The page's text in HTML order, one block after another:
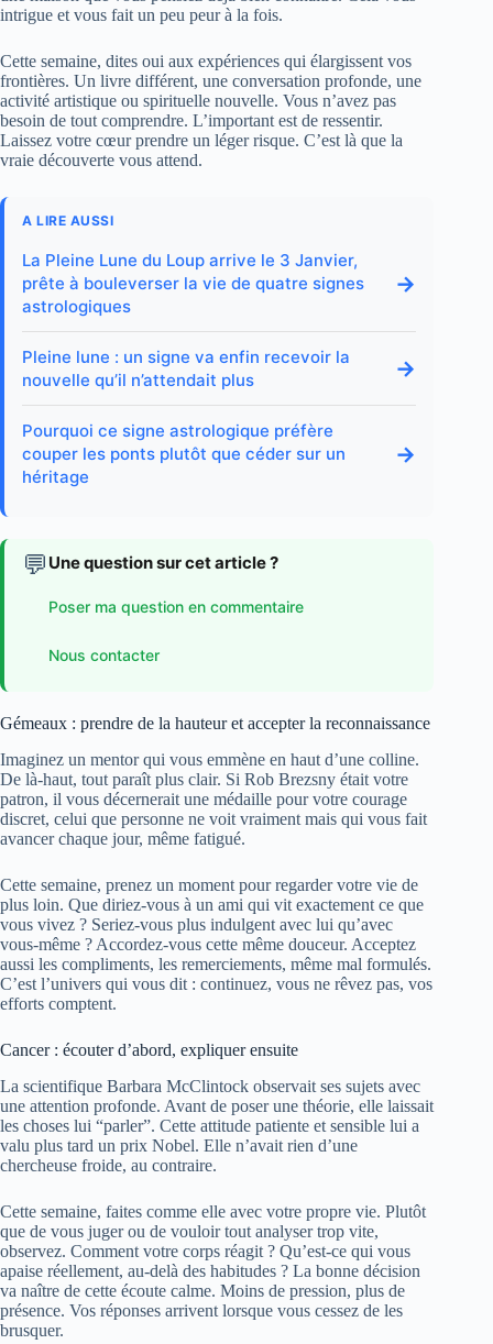
intrigue et vous fait un peu peur à la fois.
Cette semaine, dites oui aux expériences qui élargissent vos
frontières. Un livre différent, une conversation profonde, une
activité artistique ou spirituelle nouvelle. Vous n’avez pas
besoin de tout comprendre. L’important est de ressentir.
Laissez votre cœur prendre un léger risque. C’est là que la
vraie découverte vous attend.
A LIRE AUSSI
La Pleine Lune du Loup arrive le 3 Janvier,
prête à bouleverser la vie de quatre signes
astrologiques
→
Pleine lune : un signe va enfin recevoir la
nouvelle qu’il n’attendait plus
→
Pourquoi ce signe astrologique préfère
couper les ponts plutôt que céder sur un
héritage
→
💬 Une question sur cet article ?
Poser ma question en commentaire
Nous contacter
Gémeaux : prendre de la hauteur et accepter la reconnaissance
Imaginez un mentor qui vous emmène en haut d’une colline.
De là-haut, tout paraît plus clair. Si Rob Brezsny était votre
patron, il vous décernerait une médaille pour votre courage
discret, celui que personne ne voit vraiment mais qui vous fait
avancer chaque jour, même fatigué.
Cette semaine, prenez un moment pour regarder votre vie de
plus loin. Que diriez-vous à un ami qui vit exactement ce que
vous vivez ? Seriez-vous plus indulgent avec lui qu’avec
vous-même ? Accordez-vous cette même douceur. Acceptez
aussi les compliments, les remerciements, même mal formulés.
C’est l’univers qui vous dit : continuez, vous ne rêvez pas, vos
efforts comptent.
Cancer : écouter d’abord, expliquer ensuite
La scientifique Barbara McClintock observait ses sujets avec
une attention profonde. Avant de poser une théorie, elle laissait
les choses lui “parler”. Cette attitude patiente et sensible lui a
valu plus tard un prix Nobel. Elle n’avait rien d’une
chercheuse froide, au contraire.
Cette semaine, faites comme elle avec votre propre vie. Plutôt
que de vous juger ou de vouloir tout analyser trop vite,
observez. Comment votre corps réagit ? Qu’est-ce qui vous
apaise réellement, au-delà des habitudes ? La bonne décision
va naître de cette écoute calme. Moins de pression, plus de
présence. Vos réponses arrivent lorsque vous cessez de les
brusquer.